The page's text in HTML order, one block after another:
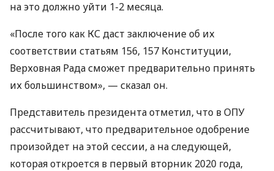
на это должно уйти 1-2 месяца.
«После того как КС даст заключение об их
соответствии статьям 156, 157 Конституции,
Верховная Рада сможет предварительно принять
их большинством», — сказал он.
Представитель президента отметил, что вОПУ
рассчитывают, что предварительное одобрение
произойдет на этой сессии, а на следующей,
которая откроется в первый вторник 2020 года,